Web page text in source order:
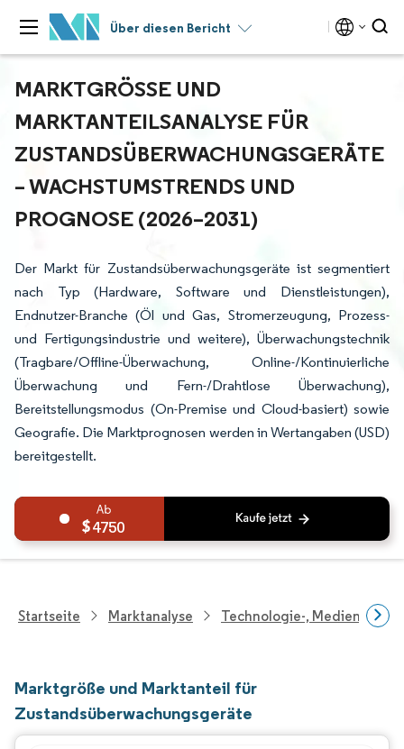
Über diesen Bericht
MARKTGRÖSSE UND M
ARKTANTEILSANALYSE FÜR Z
USTANDSÜBERWACHUNGSGERÄTE –
WACHSTUMSTRENDS UND P
ROGNOSE (2026–2031)
Der Markt für Zustandsüberwachungsgeräte ist segmentiert
nach Typ (Hardware, Software und Dienstleistungen),
Endnutzer-Branche (Öl und Gas, Stromerzeugung, Prozess-
und Fertigungsindustrie und weitere), Überwachungstechnik
(Tragbare/Offline-Überwachung, Online-/Kontinuierliche
Überwachung und Fern-/Drahtlose Überwachung),
Bereitstellungsmodus (On-Premise und Cloud-basiert) sowie
Geografie. Die Marktprognosen werden in Wertangaben (USD)
bereitgestellt.
4750
Startseite Marktanalyse Technologie-, Medien- Und
Marktgröße und Marktanteil für
Zustandsüberwachungsgeräte